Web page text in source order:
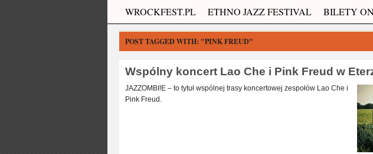
WROCKFEST.PL ETHNO JAZZ FESTIVAL BILETY
POST TAGGED WITH: "PINK FREUD"
Wspólny koncert Lao Che i Pink Freud w
JAZZOMBI!E – to tytuł wspólnej trasy koncertowej zespołów Lao Che i
Pink Freud.